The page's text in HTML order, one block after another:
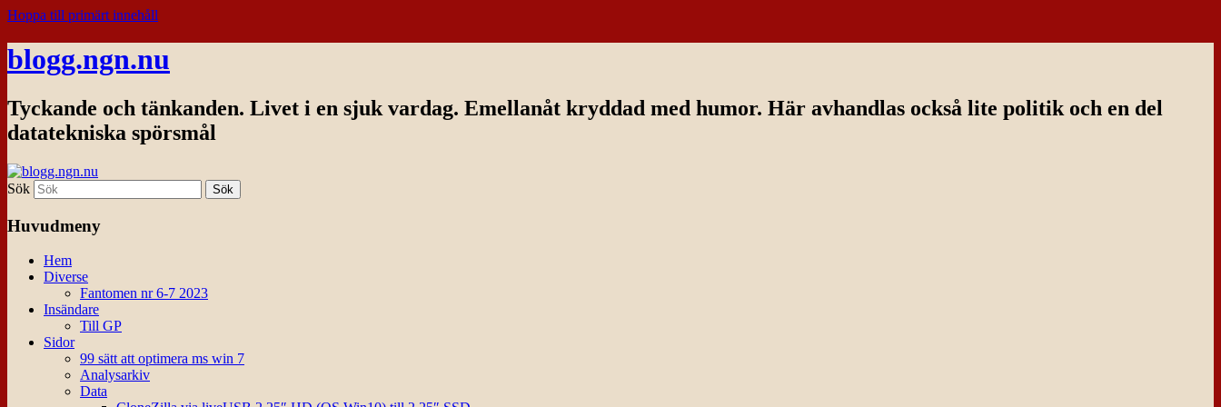
Hoppa till primärt innehåll
blogg.ngn.nu
Tyckande och tänkanden. Livet i en sjuk vardag. Emellanåt kryddad med humor. Här avhandlas också lite politik och en del
datatekniska spörsmål
Sök
Huvudmeny
Hem
Diverse
Fantomen nr 6-7 2023
Insändare
Till GP
Sidor
99 sätt att optimera ms win 7
Analysarkiv
Data